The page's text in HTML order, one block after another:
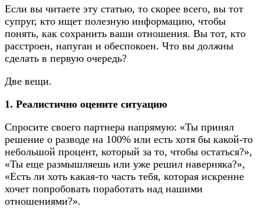
Если вы читаете эту статью, то скорее всего, вы тот
супруг, кто ищет полезную информацию, чтобы
понять, как сохранить ваши отношения. Вы тот, кто
расстроен, напуган и обеспокоен. Что вы должны
сделать в первую очередь?
Две вещи.
1. Реалистично оцените ситуацию
Спросите своего партнера напрямую: «Ты принял
решение о разводе на 100% или есть хотя бы какой-то
небольшой процент, который за то, чтобы остаться?»,
«Ты еще размышляешь или уже решил наверняка?»,
«Есть ли хоть какая-то часть тебя, которая искренне
хочет попробовать поработать над нашими
отношениями?».